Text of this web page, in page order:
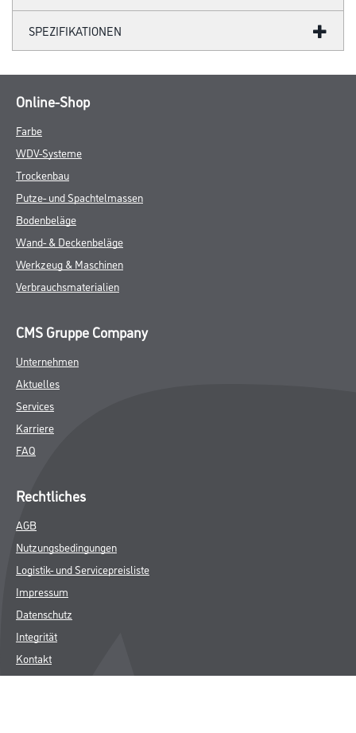
SPEZIFIKATIONEN
Online-Shop
Farbe
WDV-Systeme
Trockenbau
Putze- und Spachtelmassen
Bodenbeläge
Wand- & Deckenbeläge
Werkzeug & Maschinen
Verbrauchsmaterialien
CMS Gruppe Company
Unternehmen
Aktuelles
Services
Karriere
FAQ
Rechtliches
AGB
Nutzungsbedingungen
Logistik- und Servicepreisliste
Impressum
Datenschutz
Integrität
Kontakt